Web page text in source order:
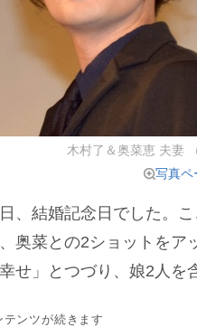
木村了＆奥菜恵 夫妻
写真ペ
、結婚記念日でした。
奥菜との2ショットを
せ」とつづり、娘2人を
ンツが続きます